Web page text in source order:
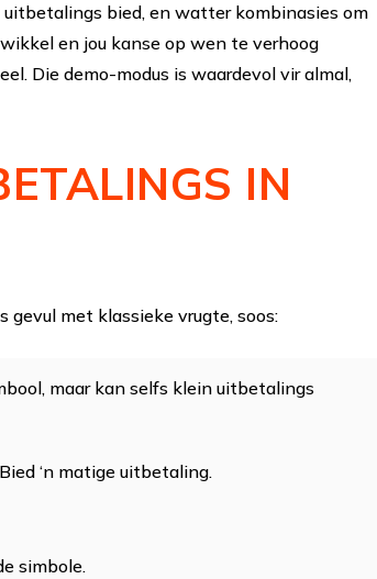
bied, en watter kombinasies om
en jou kanse op wen te verhoog
Die demo-modus is waardevol vir almal,
IN
gevul met klassieke vrugte, soos:
maar kan selfs klein uitbetalings
‘n matige uitbetaling.
simbole.